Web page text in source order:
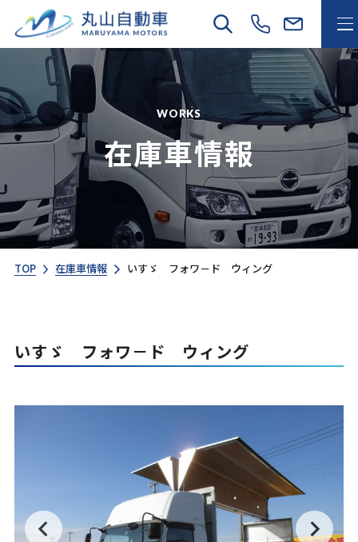
WORKS
在庫車情報
TOP 在庫車情報 いすゞ フォワ－ド ウィング
いすゞ フォワ－ド ウィング